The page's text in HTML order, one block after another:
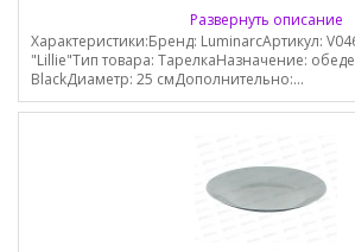
Развернуть описание
Характеристики:Бренд: LuminarcАртикул:
"Lillie"Тип товара: ТарелкаНазначение:
BlackДиаметр: 25 смДополнительно:...